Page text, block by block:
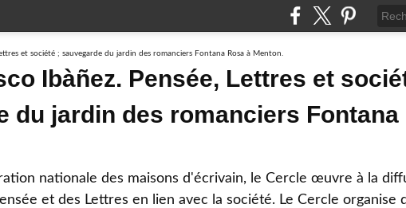
Ibàñez. Pensée, Lettres et
du jardin des romanciers Fontana
nationale des maisons d'écrivain, le Cercle œuvre à la
et des Lettres en lien avec la société. Le Cercle organise